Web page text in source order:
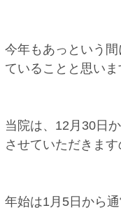
今年もあっという
ていることと思い
当院は、12月30日
させていただきま
年始は1月5日から